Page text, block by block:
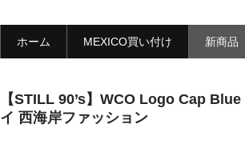
ホーム MEXICO買い付け 新商品
【STILL 90’s】WCO Logo Cap
イ 西海岸ファッション